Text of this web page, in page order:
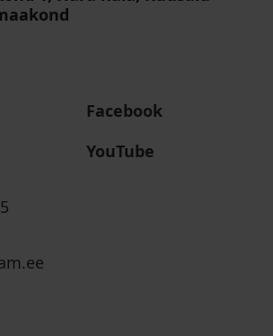
Facebook
YouTube